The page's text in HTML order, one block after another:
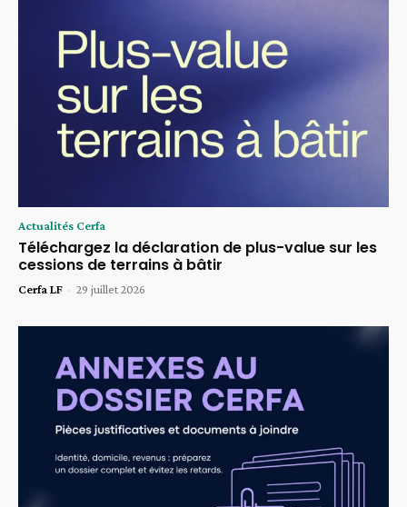
Actualités Cerfa
Téléchargez la déclaration de plus-value sur les
cessions de terrains à bâtir
Cerfa LF - 29 juillet 2026